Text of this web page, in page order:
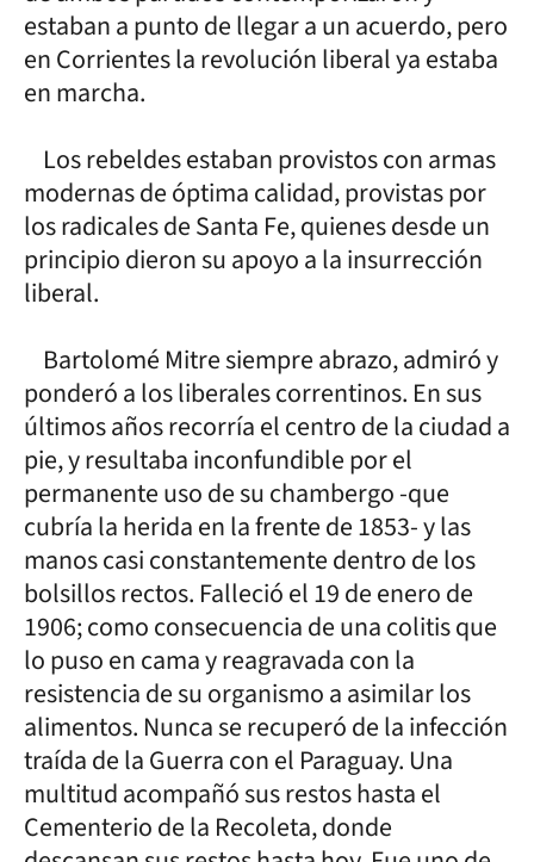
estaban a punto de llegar a un acuerdo, pero
en Corrientes la revolución liberal ya estaba
en marcha.
Los rebeldes estaban provistos con armas
modernas de óptima calidad, provistas por
los radicales de Santa Fe, quienes desde un
principio dieron su apoyo a la insurrección
liberal.
Bartolomé Mitre siempre abrazo, admiró y
ponderó a los liberales correntinos. En sus
últimos años recorría el centro de la ciudad a
pie, y resultaba inconfundible por el
permanente uso de su chambergo -que
cubría la herida en la frente de 1853- y las
manos casi constantemente dentro de los
bolsillos rectos. Falleció el 19 de enero de
1906; como consecuencia de una colitis que
lo puso en cama y reagravada con la
resistencia de su organismo a asimilar los
alimentos. Nunca se recuperó de la infección
traída de la Guerra con el Paraguay. Una
multitud acompañó sus restos hasta el
Cementerio de la Recoleta, donde